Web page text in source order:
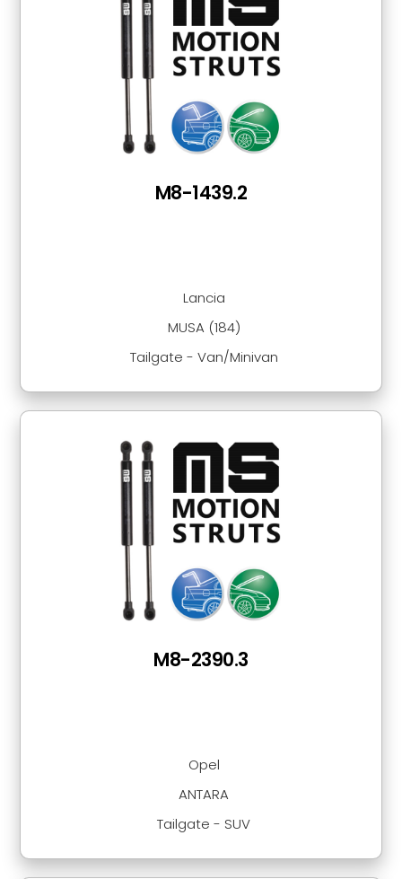
Lancia
MUSA (184)
Tailgate - Van/Minivan
M8-1439.2
Opel
ANTARA
Tailgate - SUV
M8-2390.3